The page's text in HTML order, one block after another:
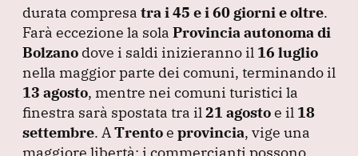
durata compresa tra i 45 e i 60 giorni e oltre.
Farà eccezione la sola Provincia autonoma di
Bolzano dove i saldi inizieranno il 16 luglio
nella maggior parte dei comuni, terminando il
13 agosto, mentre nei comuni turistici la
finestra sarà spostata tra il 21 agostoe il 18
settembre. A Trentoe provincia, vige una
maggiore libertà: i commercianti possono